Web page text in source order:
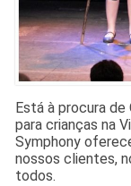
Está à procura
para crianças na
Symphony
nossos clientes,
todos.